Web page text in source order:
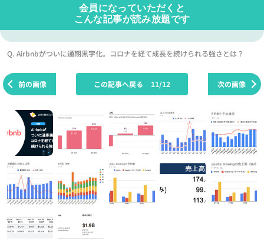
会員になっていただくと
こんな記事が読み放題です
Q. Airbnbがついに通期黒字化。コロナを経て成長を続けられる強さとは？
前の画像 次の画像
この記事へ戻る 11/12